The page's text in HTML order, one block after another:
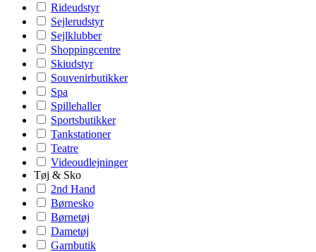
Rideudstyr
Sejlerudstyr
Sejlklubber
Shoppingcentre
Skiudstyr
Souvenirbutikker
Spa
Spillehaller
Sportsbutikker
Tankstationer
Teatre
Videoudlejninger
Tøj & Sko
2nd Hand
Børnesko
Børnetøj
Dametøj
Garnbutik